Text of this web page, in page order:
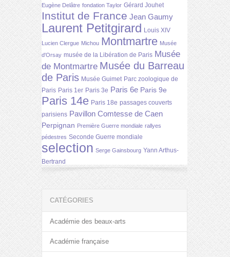
Eugène Delâtre fondation Taylor Gérard Jouhet
Institut de France Jean Gaumy
Laurent Petitgirard Louis XIV
Lucien Clergue Michou Montmartre Musée
d'Orsay musée de la Libération de Paris Musée
de Montmartre Musée du Barreau
de Paris Musée Guimet Parc zoologique de
Paris Paris 1er Paris 3e Paris 6e Paris 9e
Paris 14e Paris 18e passages couverts
parisiens Pavillon Comtesse de Caen
Perpignan Première Guerre mondiale rallyes
pédestres Seconde Guerre mondiale
selection Serge Gainsbourg Yann Arthus-
Bertrand
CATÉGORIES
Académie des beaux-arts
Académie française